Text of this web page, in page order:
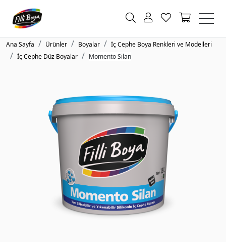
Ana Sayfa Ürünler Boyalar
İç Cephe Boya Renkleri ve Modelleri
İç Cephe Düz Boyalar
Momento Silan